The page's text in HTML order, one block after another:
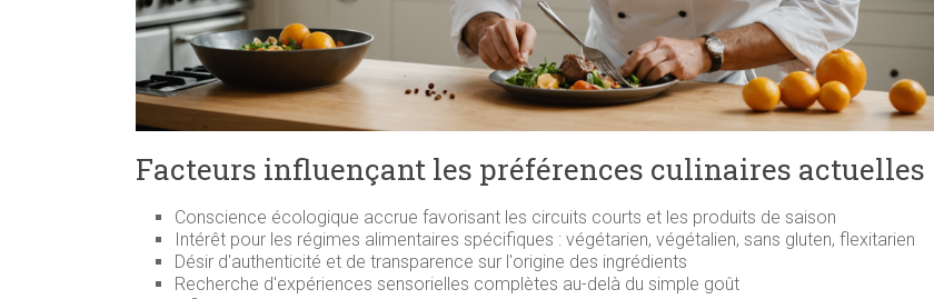
Facteurs influençant les préférences culinaires actuelles
Conscience écologique accrue favorisant les circuits courts et les produits de saison
Intérêt pour les régimes alimentaires spécifiques : végétarien, végétalien, sans gluten, flexitarien
Désir d'authenticité et de transparence sur l'origine des ingrédients
Recherche d'expériences sensorielles complètes au-delà du simple goût